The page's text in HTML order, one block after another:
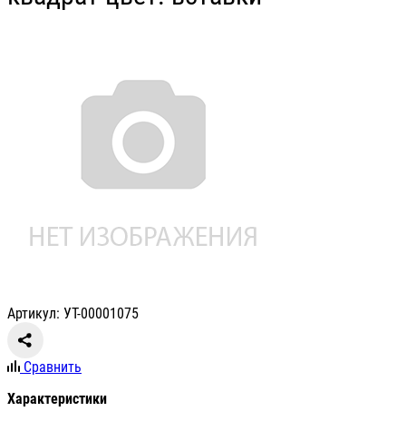
Артикул: УТ-00001075
Сравнить
Характеристики